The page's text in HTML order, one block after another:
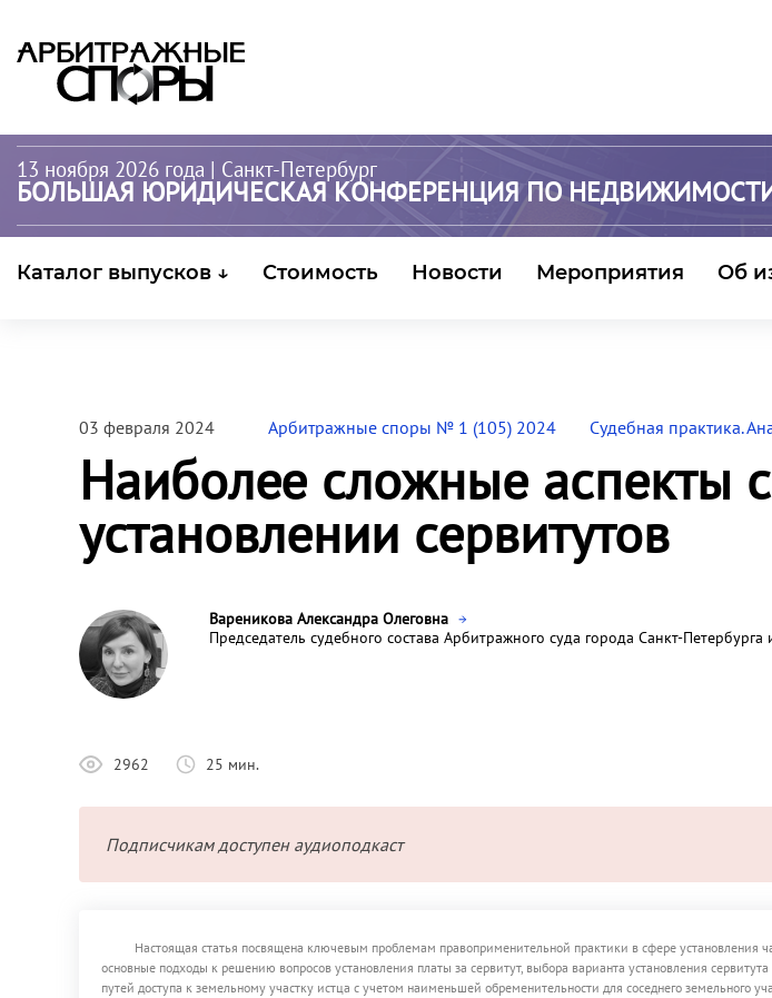
13 ноября 2026 года | Санкт-Петербург
БОЛЬШАЯ ЮРИДИЧЕСКАЯ КОНФЕРЕНЦИЯ ПО
Каталог выпусков ↓ Стоимость Новости Мероприятия Об
03 февраля 2024 Арбитражные споры № 1 (105) 2024 Судебная практика.
Наиболее сложные аспекты
установлении сервитутов
Вареникова Александра Олеговна
Председатель судебного состава Арбитражного суда города Санкт-
2962 25 мин.
Подписчикам доступен аудиоподкаст
Настоящая статья посвящена ключевым проблемам правоприменительной практики в сфере установления
основные подходы к решению вопросов установления платы за сервитут, выбора варианта установления
путей доступа к земельному участку истца с учетом наименьшей обременительности для соседнего земельного